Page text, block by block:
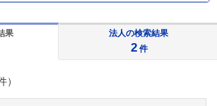
果 法人の検索結果
2 件
）